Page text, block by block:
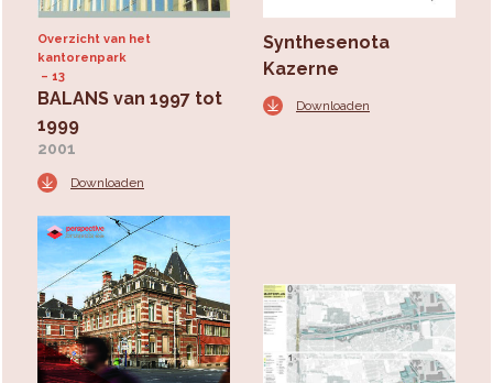
Overzicht van het
kantorenpark
13
BALANS van 1997 tot
1999
2001
Downloaden
Synthesenota
Kazerne
Downloaden